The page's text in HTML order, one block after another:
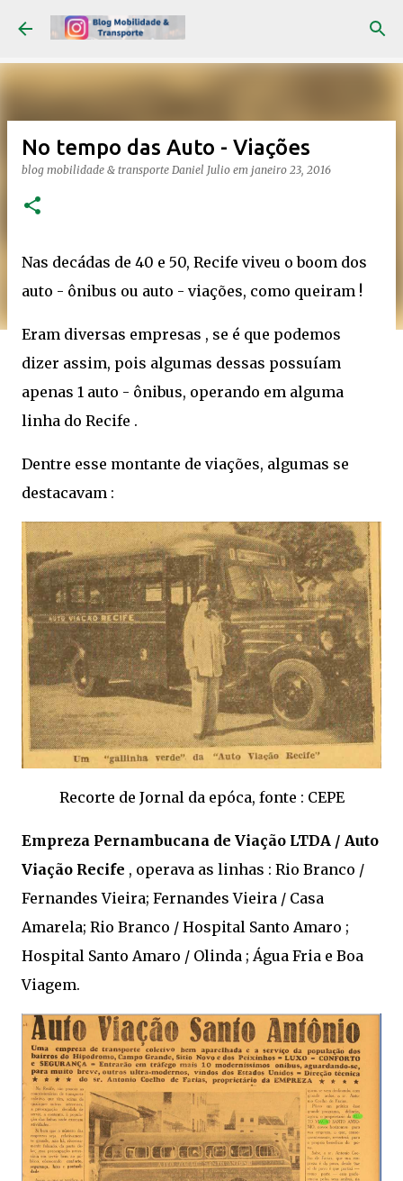
Pular para o conteúdo principal
No tempo das Auto - Viações
blog mobilidade & transporte Daniel Julio em janeiro 23, 2016
Nas decádas de 40 e 50, Recife viveu o boom dos
auto - ônibus ou auto - viações, como queiram !
Eram diversas empresas , se é que podemos
dizer assim, pois algumas dessas possuíam
apenas 1 auto - ônibus, operando em alguma
linha do Recife .
Dentre esse montante de viações, algumas se
destacavam :
Recorte de Jornal da epóca, fonte : CEPE
Empreza Pernambucana de Viação LTDA / Auto
Viação Recife , operava as linhas : Rio Branco /
Fernandes Vieira; Fernandes Vieira / Casa
Amarela; Rio Branco / Hospital Santo Amaro ;
Hospital Santo Amaro / Olinda ; Água Fria e Boa
Viagem.